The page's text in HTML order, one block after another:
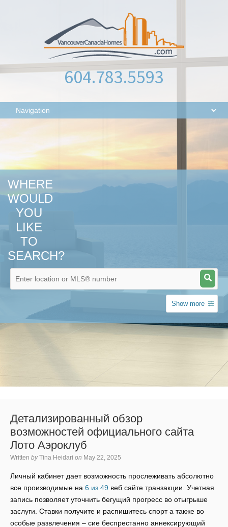
604.783.5593
WHERE
WOULD
YOU
LIKE
TO
SEARCH?
Show more
Детализированный обзор
возможностей официального сайта
Лото Аэроклуб
Written by Tina Heidari on May 22, 2025
Личный кабинет дает возможность прослеживать абсолютно
все производимые на 6 из 49 веб сайте транзакции. Учетная
запись позволяет уточнить бегущий прогресс во отыгрыше
заслуги. Ставки получите и распишитесь спорт а также во
особые развлечения – сие беспрестанно аннексирующий